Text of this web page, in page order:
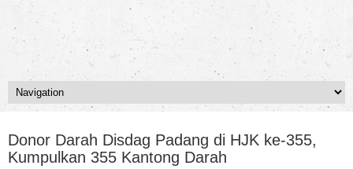
Donor Darah Disdag Padang di HJK ke-355,
Kumpulkan 355 Kantong Darah